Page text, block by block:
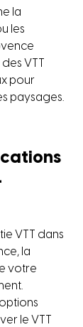
la
les
VTT
pour
paysages.
VTT dans
la
votre
le VTT